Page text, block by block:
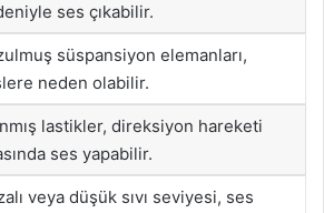
ses çıkabilir.
süspansiyon elemanları,
neden olabilir.
lastikler, direksiyon hareketi
ses yapabilir.
veya düşük sıvı seviyesi, ses